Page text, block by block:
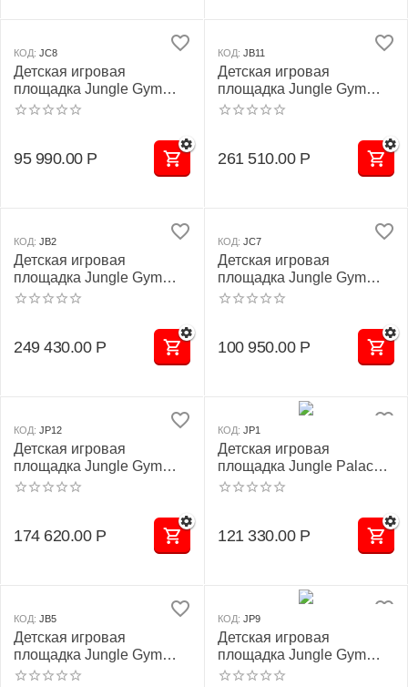
КОД: JC8
Детская игровая
площадка Jungle Gym
JC8 "Троодос"
95 990.00 Р
КОД: JB11
Детская игровая
площадка Jungle Gym
JВ11 "Памир"
261 510.00 Р
КОД: JB2
Детская игровая
площадка Jungle Gym
JВ2 "Килиманджаро"
249 430.00 Р
КОД: JC7
Детская игровая
площадка Jungle Gym
JC7 "Нимба"
100 950.00 Р
КОД: JP12
Детская игровая
площадка Jungle Gym
JP12 "Милос"
174 620.00 Р
КОД: JP1
Детская игровая
площадка Jungle Palace
JP1
121 330.00 Р
КОД: JB5
Детская игровая
площадка Jungle Gym
JВ5 "Арарат"
КОД: JP9
Детская игровая
площадка Jungle Gym
JP9 "Дуарте"